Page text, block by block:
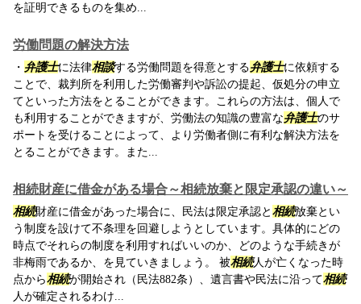
を証明できるものを集め...
労働問題の解決方法
・ 弁護士に法律相談する労働問題を得意とする弁護士に依頼する
ことで、裁判所を利用した労働審判や訴訟の提起、仮処分の申立
てといった方法をとることができます。これらの方法は、個人で
も利用することができますが、労働法の知識の豊富な弁護士のサ
ポートを受けることによって、より労働者側に有利な解決方法を
とることができます。また...
相続財産に借金がある場合～相続放棄と限定承認の違い～
相続財産に借金があった場合に、民法は限定承認と相続放棄とい
う制度を設けて不条理を回避しようとしています。具体的にどの
時点でそれらの制度を利用すればいいのか、どのような手続きが
非梅雨であるか、を見ていきましょう。 被相続人が亡くなった時
点から相続が開始され（民法882条）、遺言書や民法に沿って相続
人が確定されるわけ...